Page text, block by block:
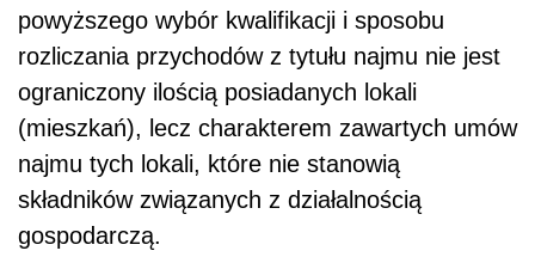
powyższego wybór kwalifikacji i sposobu
rozliczania przychodów z tytułu najmu nie jest
ograniczony ilością posiadanych lokali
(mieszkań), lecz charakterem zawartych umów
najmu tych lokali, które nie stanowią
składników związanych z działalnością
gospodarczą.